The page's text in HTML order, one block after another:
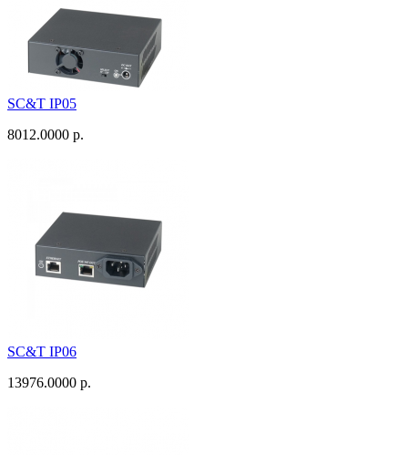
SC&T IP05
8012.0000 р.
SC&T IP06
13976.0000 р.